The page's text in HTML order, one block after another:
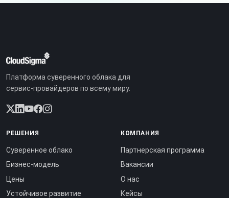
Платформа суверенного облака для
сервис-провайдеров по всему миру.
РЕШЕНИЯ
Суверенное облако
Бизнес-модель
Цены
Устойчивое развитие
КОМПАНИЯ
Партнерская программа
Вакансии
О нас
Кейсы